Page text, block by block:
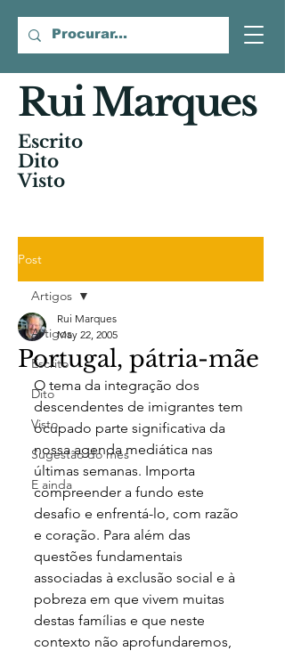
Rui Marques
Escrito
Dito
Visto
Post
Artigos
Escrito
Dito
Visto
Sugestão do mês
E ainda
Artigos
Portugal, pátria-mãe
Rui Marques
May 22, 2005
O tema da integração dos
descendentes de imigrantes tem
ocupado parte significativa da
nossa agenda mediática nas
últimas semanas. Importa
compreender a fundo este
desafio e enfrentá-lo, com razão
e coração. Para além das
questões fundamentais
associadas à exclusão social e à
pobreza em que vivem muitas
destas famílias e que neste
contexto não aprofundaremos,